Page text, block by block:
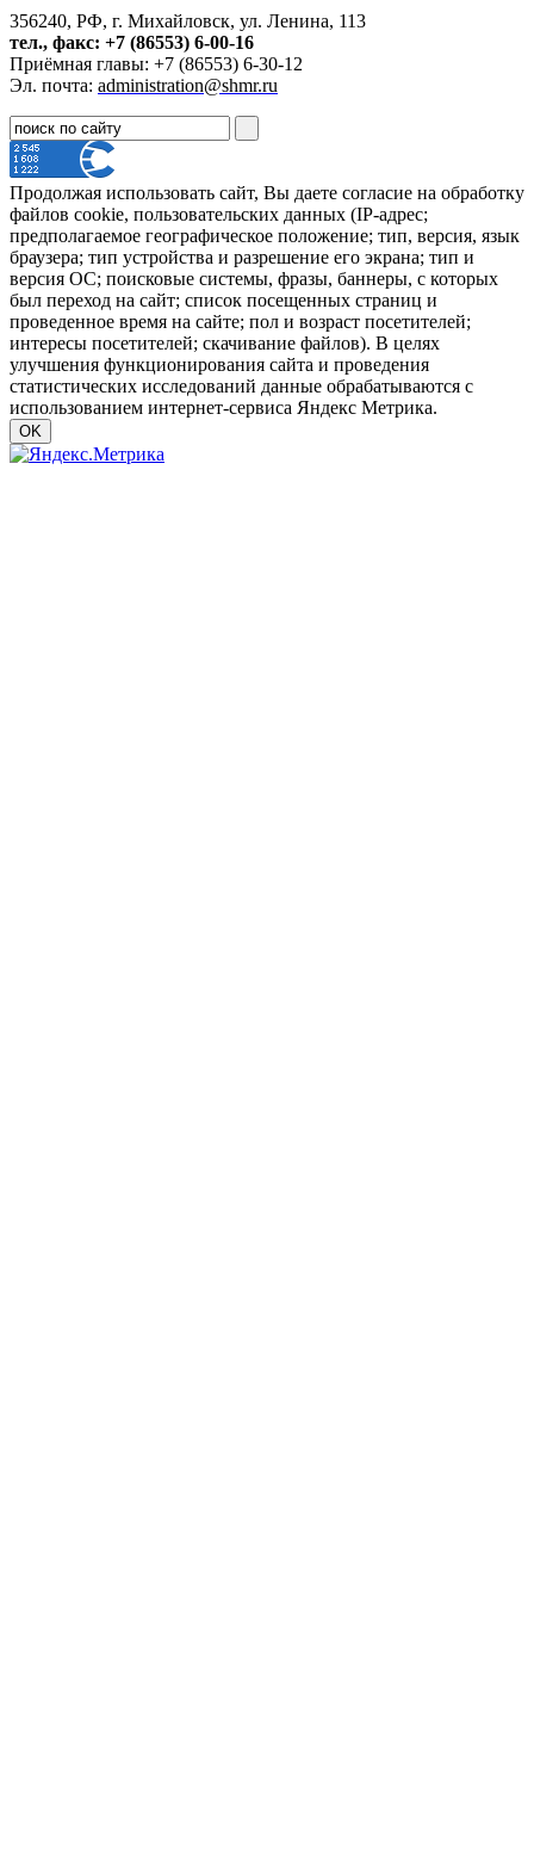
356240, РФ, г. Михайловск, ул. Ленина, 113
тел., факс: +7 (86553) 6-00-16
Приёмная главы: +7 (86553) 6-30-12
Эл. почта: administration@shmr.ru
Продолжая использовать сайт, Вы даете согласие на обработку
файлов cookie, пользовательских данных (IP-адрес;
предполагаемое географическое положение; тип, версия, язык
браузера; тип устройства и разрешение его экрана; тип и
версия ОС; поисковые системы, фразы, баннеры, с которых
был переход на сайт; список посещенных страниц и
проведенное время на сайте; пол и возраст посетителей;
интересы посетителей; скачивание файлов). В целях
улучшения функционирования сайта и проведения
статистических исследований данные обрабатываются с
использованием интернет-сервиса Яндекс Метрика.
OK